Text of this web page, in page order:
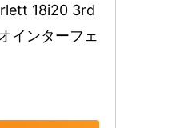
18i20 3rd
インターフェ